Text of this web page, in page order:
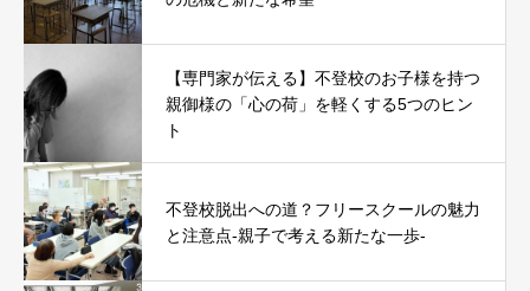
【専門家が伝える】不登校のお子様を持つ
親御様の「心の荷」を軽くする5つのヒン
ト
不登校脱出への道？フリースクールの魅力
と注意点-親子で考える新たな一歩-